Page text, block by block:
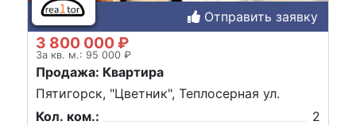
Отправить заявку
3 800 000 ₽
За кв. м.: 95 000 ₽
Продажа: Квартира
Пятигорск, "Цветник", Теплосерная ул.
Кол. ком.:
2